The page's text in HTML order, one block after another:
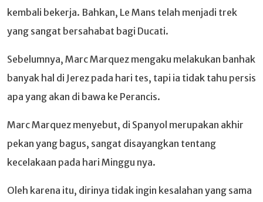
kembali bekerja. Bahkan, Le Mans telah menjadi trek
yang sangat bersahabat bagi Ducati.
Sebelumnya, Marc Marquez mengaku melakukan banhak
banyak hal di Jerez pada hari tes, tapi ia tidak tahu persis
apa yang akan di bawa ke Perancis.
Marc Marquez menyebut, di Spanyol merupakan akhir
pekan yang bagus, sangat disayangkan tentang
kecelakaan pada hari Minggu nya.
Oleh karena itu, dirinya tidak ingin kesalahan yang sama